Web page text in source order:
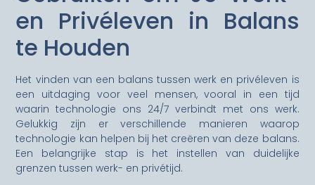
en Privéleven in Balans
te Houden
Het vinden van een balans tussen werk en privéleven is
een uitdaging voor veel mensen, vooral in een tijd
waarin technologie ons 24/7 verbindt met ons werk.
Gelukkig zijn er verschillende manieren waarop
technologie kan helpen bij het creëren van deze balans.
Een belangrijke stap is het instellen van duidelijke
grenzen tussen werk- en privétijd.